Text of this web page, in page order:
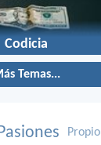
Codicia
Temas...
Pasiones Propio